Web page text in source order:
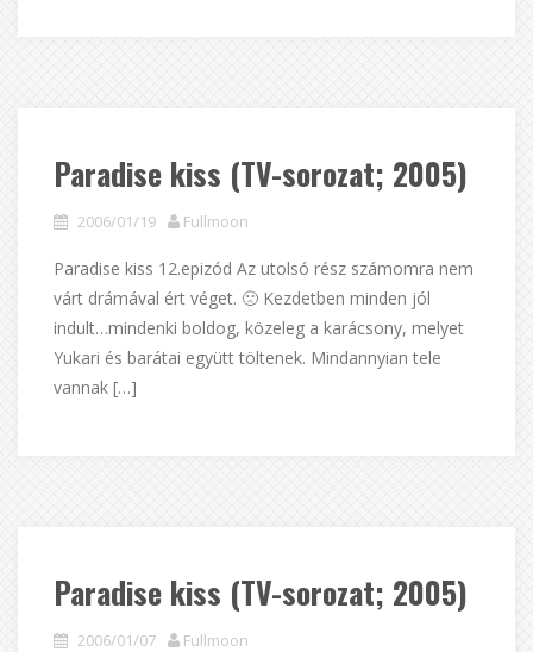
Paradise kiss (TV-sorozat; 2005)
2006/01/19 Fullmoon
Paradise kiss 12.epizód Az utolsó rész számomra nem
várt drámával ért véget. 🙁 Kezdetben minden jól
indult…mindenki boldog, közeleg a karácsony, melyet
Yukari és barátai együtt töltenek. Mindannyian tele
vannak […]
Paradise kiss (TV-sorozat; 2005)
2006/01/07 Fullmoon